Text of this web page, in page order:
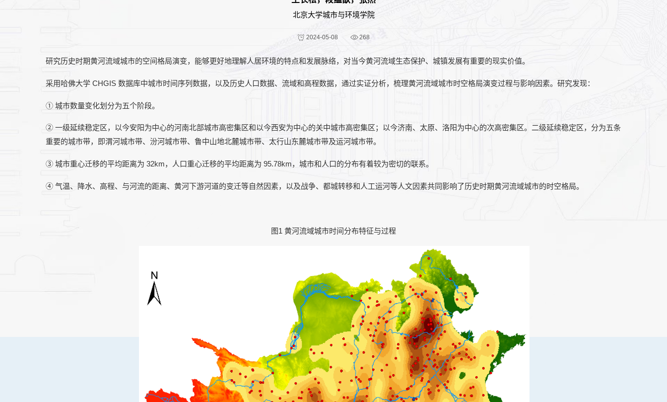
北京大学城市与环境学院
2024-05-08 268
研究历史时期黄河流域城市的空间格局演变，能够更好地理解人居环境的特点和发展脉络，对当今黄河流域生态保护、城镇发展有重要的现实价值。
采用哈佛大学 CHGIS 数据库中城市时间序列数据，以及历史人口数据、流域和高程数据，通过实证分析，梳理黄河流域城市时空格局演变过程与影响因素。研究发现：
① 城市数量变化划分为五个阶段。
② 一级延续稳定区，以今安阳为中心的河南北部城市高密集区和以今西安为中心的关中城市高密集区；以今济南、太原、洛阳为中心的次高密集区。二级延续稳定区，分为五条
重要的城市带，即渭河城市带、汾河城市带、鲁中山地北麓城市带、太行山东麓城市带及运河城市带。
③ 城市重心迁移的平均距离为 32km，人口重心迁移的平均距离为 95.78km，城市和人口的分布有着较为密切的联系。
④ 气温、降水、高程、与河流的距离、黄河下游河道的变迁等自然因素，以及战争、都城转移和人工运河等人文因素共同影响了历史时期黄河流域城市的时空格局。
图1 黄河流域城市时间分布特征与过程